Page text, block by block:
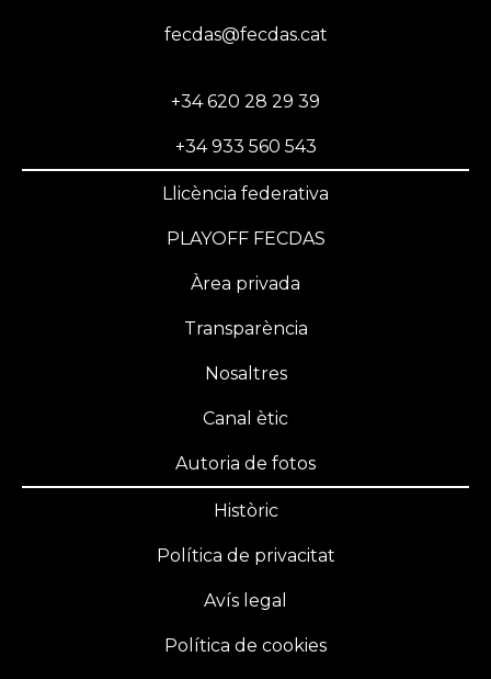
fecdas@fecdas.cat
+34 620 28 29 39
+34 933 560 543
Llicència federativa
PLAYOFF FECDAS
Àrea privada
Transparència
Nosaltres
Canal ètic
Autoria de fotos
Històric
Política de privacitat
Avís legal
Política de cookies